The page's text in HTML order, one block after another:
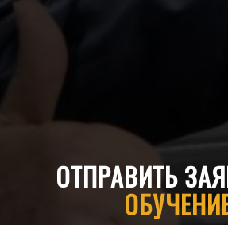
ОТПРАВИТЬ